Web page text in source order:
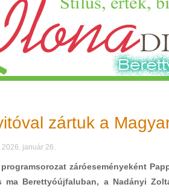
zártuk a
2026. január 26.
záróeseményeként
Berettyóújfaluban, a Nadányi